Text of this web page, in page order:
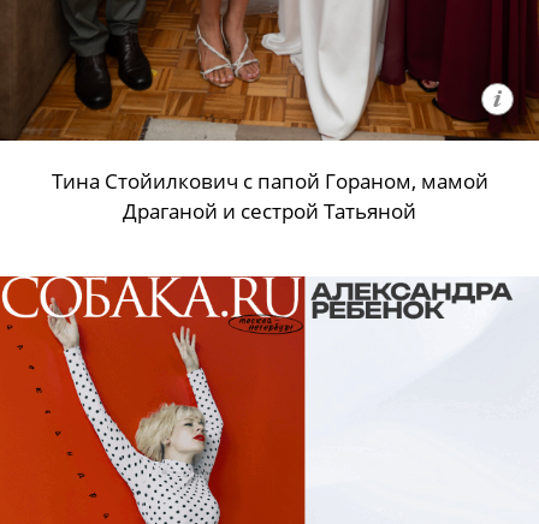
Тина Стойилкович с папой Гораном, мамой
Драганой и сестрой Татьяной